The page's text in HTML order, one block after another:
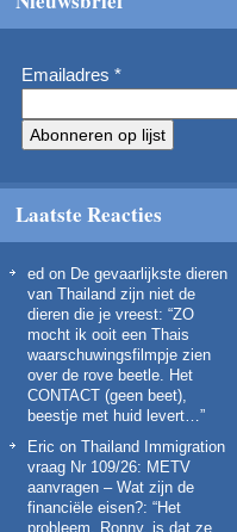
Emailadres *
Laatste Reacties
ed on De gevaarlijkste dieren
van Thailand zijn niet de
dieren die je vreest: “ZO
mocht ik ooit een Thais
waarschuwingsfilmpje zien
over de rove beetle. Het
CONTACT (geen beet),
beestje met huid levert…”
Eric on Thailand Immigration
vraag Nr 109/26: METV
aanvragen – Wat zijn de
financiële eisen?: “Het
probleem, Ronny, is dat ze